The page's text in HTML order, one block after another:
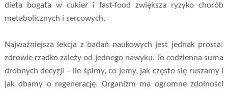
dieta bogata w cukier i fast-food zwiększa ryzyko chorób
metabolicznych i sercowych.
Najważniejsza lekcja z badań naukowych jest jednak prosta:
zdrowie rzadko zależy od jednego nawyku. To codzienna suma
drobnych decyzji – ile śpimy, co jemy, jak często się ruszamy i
jak dbamy o regenerację. Organizm ma ogromne zdolności